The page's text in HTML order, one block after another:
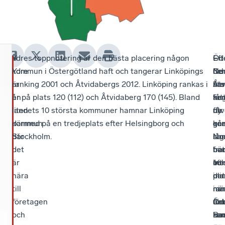
–
Ydre
är
en
liten
kommun
där
det
är
nära
till
företagen
och
Ydres toppnotering är den bästa placering någon
kommun i Östergötland haft och tangerar Linköpings
ranking 2001 och Åtvidabergs 2012. Linköping rankas i
år på plats 120 (112) och Åtvidaberg 170 (145). Bland
landets 10 största kommuner hamnar Linköping
därmed på en tredjeplats efter Helsingborg och
Stockholm.
–
De
får
när
det
års
går
16
i
–
har
ny
i
det
är
de
i